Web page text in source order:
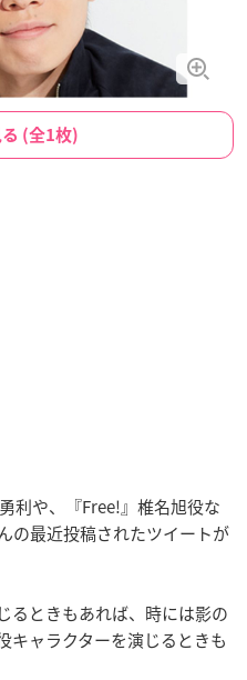
(全1枚)
利や、『Free!』 椎名旭役な
の最近投稿されたツイートが
るときもあれば、時には影の
キャラクターを演じるときも